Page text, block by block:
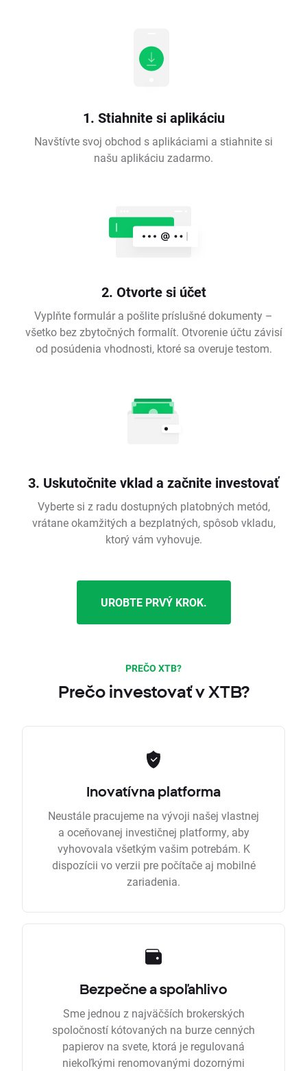
1. Stiahnite si aplikáciu
Navštívte svoj obchod s aplikáciami a stiahnite si
našu aplikáciu zadarmo.
2. Otvorte si účet
Vyplňte formulár a pošlite príslušné dokumenty –
všetko bez zbytočných formalít. Otvorenie účtu závisí
od posúdenia vhodnosti, ktoré sa overuje testom.
3. Uskutočnite vklad a začnite investovať
Vyberte si z radu dostupných platobných metód,
vrátane okamžitých a bezplatných, spôsob vkladu,
ktorý vám vyhovuje.
UROBTE PRVÝ KROK.
PREČO XTB?
Prečo investovať v XTB?
Inovatívna platforma
Neustále pracujeme na vývoji našej vlastnej
a oceňovanej investičnej platformy, aby
vyhovovala všetkým vašim potrebám. K
dispozícii vo verzii pre počítače aj mobilné
zariadenia.
Bezpečne a spoľahlivo
Sme jednou z najväčších brokerských
spoločností kótovaných na burze cenných
papierov na svete, ktorá je regulovaná
niekoľkými renomovanými dozornými